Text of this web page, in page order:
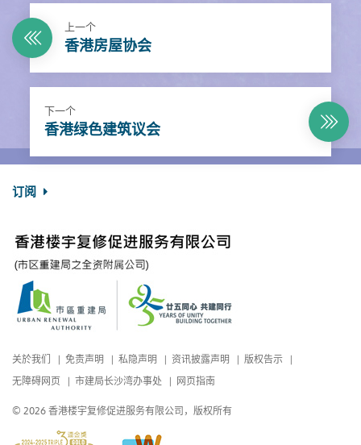
上一个
香港房屋协会
下一个
香港绿色建筑议会
订阅
关於我们 免责声明 私隐声明 资讯披露声明
版权告示
无障碍网页
市建局长沙湾办事处 网页指南
© 2026 香港楼宇复修促进服务有限公司，版权所有